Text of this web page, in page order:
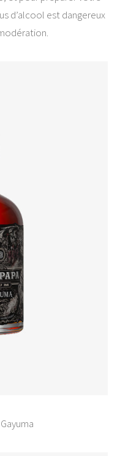
d’alcool est dangereux